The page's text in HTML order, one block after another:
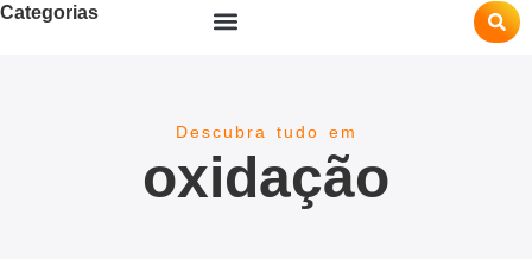
Categorias
Descubra tudo em
oxidação